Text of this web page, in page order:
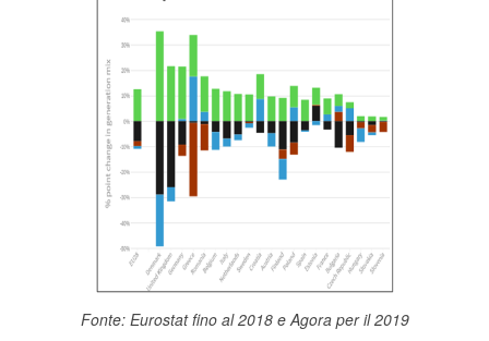
Fonte: Eurostat fino al 2018 e Agora per il 2019